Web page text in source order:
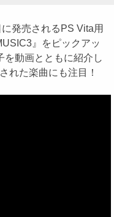
発売されるPS Vita用
』をピックアッ
を動画とともに紹介し
れた楽曲にも注目！